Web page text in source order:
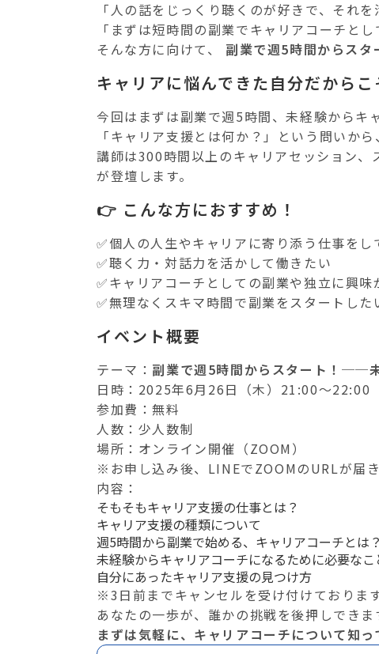
「人の話をじっくり聴くのが好きで、それを
「まずは短時間の副業でキャリアコーチとし
そんな方に向けて、 副業で週5時間からス
キャリアに悩んできた自分だからこ
今回はまずは副業で週5時間、未経験からキ
「キャリア支援とは何か？」という問いか
講師は300時間以上のキャリアセッション
が登壇します。
👉 こんな方におすすめ！
✅個人の人生やキャリアに寄り添う仕事をし
✅聴く力・対話力を活かして働きたい
✅キャリアコーチとしての副業や独立に興味
✅無理なくスキマ時間で副業をスタートした
イベント概要
テーマ： 副業で週5時間からスタート！──
日時：2025年6月26日（木）21:00～22:00
参加費：無料
人数：少人数制
場所：オンライン開催（ZOOM）
※お申し込み後、LINEでZOOMのURLが届
内容：
そもそもキャリア支援の仕事とは？
キャリア支援の種類について
週5時間から副業で始める、キャリアコーチとは？
未経験からキャリアコーチになるために必要なこ
自分にあったキャリア支援の見つけ方
※3日前までキャンセルを受け付けておりま
あなたの一歩が、誰かの挑戦を後押しできま
まずは気軽に、キャリアコーチについて知っ